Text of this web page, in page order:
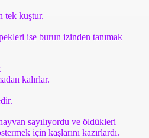
tek kuştur.
ise burun izinden tanımak
kalırlar.
sayılıyordu ve öldükleri
için kaşlarını kazırlardı.